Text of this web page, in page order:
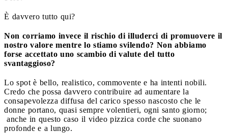
È davvero tutto qui?
Non corriamo invece il rischio di illuderci di promuovere il
nostro valore mentre lo stiamo svilendo? Non abbiamo
forse accettato uno scambio di valute del tutto
svantaggioso?
Lo spot è bello, realistico, commovente e ha intenti nobili.
Credo che possa davvero contribuire ad aumentare la
consapevolezza diffusa del carico spesso nascosto che le
donne portano, quasi sempre volentieri, ogni santo giorno;
anche in questo caso il video pizzica corde che suonano
profonde e a lungo.